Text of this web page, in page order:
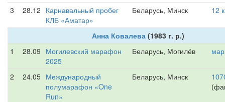
3 28.12 Карнавальный пробег
КЛБ «Аматар»
Беларусь, Минск 12
Анна Ковалева(1983 г. р.)
1
28.09 Могилевский марафон
2025
Беларусь, Могилёв
2 24.05 Международный
полумарафон «One
Run»
Беларусь, Минск